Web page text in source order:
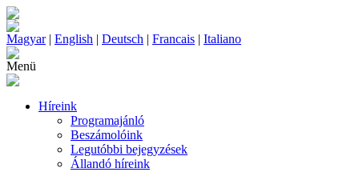
Magyar| English | Deutsch | Francais | Italiano
Menü
Híreink
Programajánló
Beszámolóink
Legutóbbi bejegyzések
Állandó híreink